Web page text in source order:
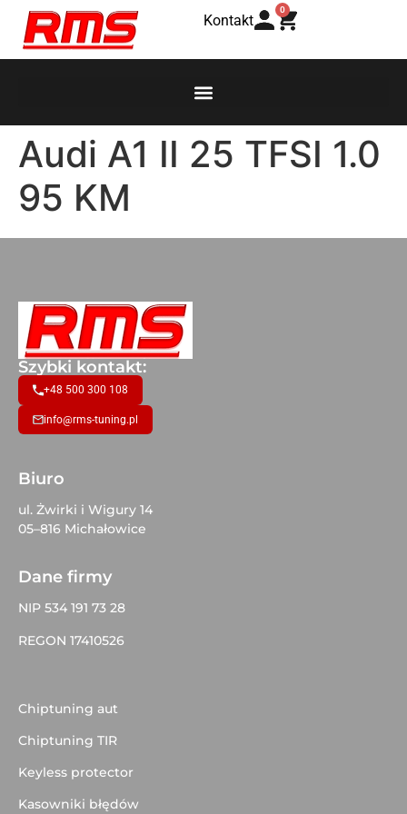
Kontakt
0
Audi A1 II 25 TFSI 1.0
95 KM
Szybki kontakt:
+48 500 300 108
info@rms-tuning.pl
Biuro
ul. Żwirki i Wigury 14
05–816 Michałowice
Dane firmy
NIP 534 191 73 28
REGON 17410526
Chiptuning aut
Chiptuning TIR
Keyless protector
Kasowniki błędów